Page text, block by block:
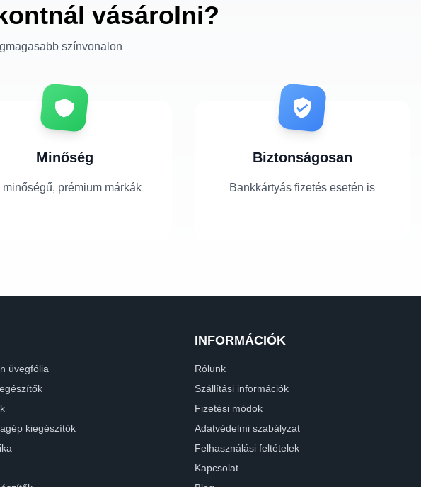
vásárolni?
színvonalon
Minőség
minőségű, prémium márkák
Biztonságosan
Bankkártyás fizetés esetén is
üvegfólia
kiegészítők
INFORMÁCIÓK
Rólunk
Szállítási információk
Fizetési módok
Adatvédelmi szabályzat
Felhasználási feltételek
Kapcsolat